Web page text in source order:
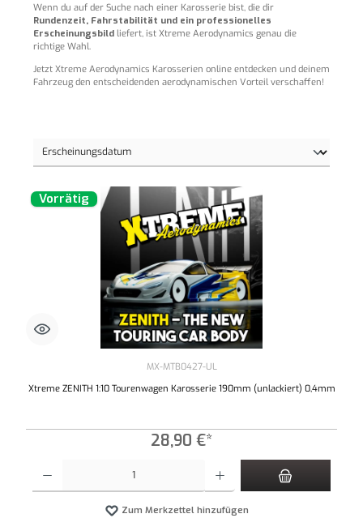
Wenn du auf der Suche nach einer Karosserie bist, die dir
Rundenzeit, Fahrstabilität und ein professionelles
Erscheinungsbild liefert, ist Xtreme Aerodynamics genau die
richtige Wahl.
Jetzt Xtreme Aerodynamics Karosserien online entdecken und deinem
Fahrzeug den entscheidenden aerodynamischen Vorteil verschaffen!
Vorrätig
MX-MTB0427-UL
Xtreme ZENITH 1:10 Tourenwagen Karosserie 190mm (unlackiert) 0,4mm
28,90 €*
Zum Merkzettel hinzufügen